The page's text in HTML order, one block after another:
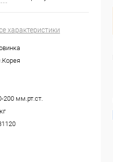
характеристики
200 мм.рт.ст.